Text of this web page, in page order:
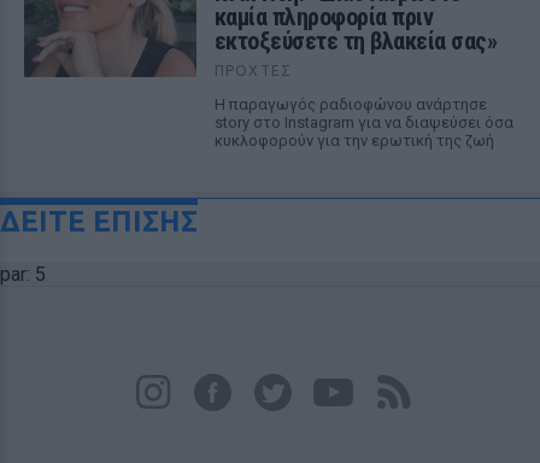
καμία πληροφορία πριν
εκτοξεύσετε τη βλακεία σας»
ΠΡΟΧΤΈΣ
Η παραγωγός ραδιοφώνου ανάρτησε
story στο Instagram για να διαψεύσει όσα
κυκλοφορούν για την ερωτική της ζωή
ΔΕΙΤΕ ΕΠΙΣΗΣ
par: 5